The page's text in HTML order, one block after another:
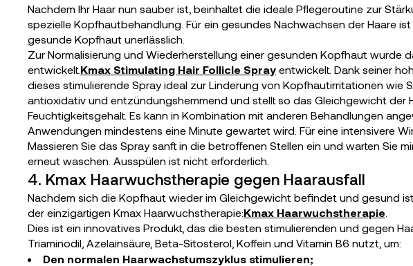
Nachdem Ihr Haar nun sauber ist, beinhaltet die ideale Pflegeroutine zur
spezielle Kopfhautbehandlung. Für ein gesundes Nachwachsen der Haare
gesunde Kopfhaut unerlässlich.
Zur Normalisierung und Wiederherstellung einer gesunden Kopfhaut wurde
entwickelt.Kmax Stimulating Hair Follicle Spray entwickelt. Dank seiner
dieses stimulierende Spray ideal zur Linderung von Kopfhautirritationen wie
antioxidativ und entzündungshemmend und stellt so das Gleichgewicht der
Feuchtigkeitsgehalt. Es kann in Kombination mit anderen Behandlungen
Anwendungen mindestens eine Minute gewartet wird. Für eine intensivere
Massieren Sie das Spray sanft in die betroffenen Stellen ein und warten Sie
erneut waschen. Ausspülen ist nicht erforderlich.
4. Kmax Haarwuchstherapie gegen Haarausfall
Nachdem sich die Kopfhaut wieder im Gleichgewicht befindet und gesund
der einzigartigen Kmax Haarwuchstherapie:Kmax Haarwuchstherapie
Dies ist ein innovatives Produkt, das die besten stimulierenden und gegen
Triaminodil, Azelainsäure, Beta-Sitosterol, Koffein und Vitamin B6 nutzt, um:
Den normalen Haarwachstumszyklus stimulieren;